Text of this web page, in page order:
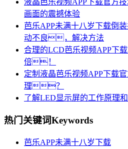
液晶芭乐视频APP下载官
画面的震撼体验
芭乐APP未满十八岁下载倒
动不良，解决方法
合理的LCD芭乐视频APP下
倍！
定制液晶芭乐视频APP下载
理？
了解LED显示屏的工作原理
热门关键词Keywords
芭乐APP未满十八岁下载